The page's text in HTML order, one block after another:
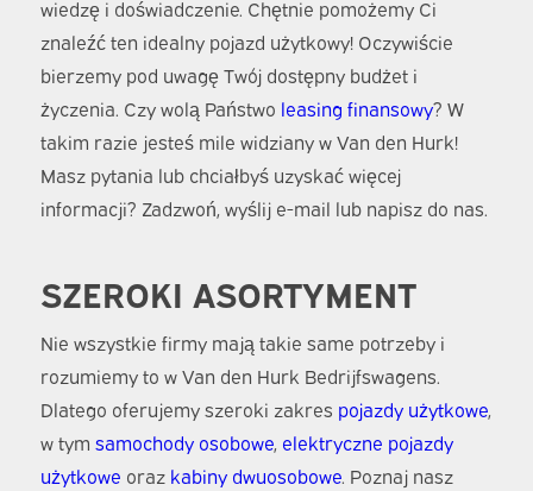
wiedzę i doświadczenie. Chętnie pomożemy Ci
znaleźć ten idealny pojazd użytkowy! Oczywiście
bierzemy pod uwagę Twój dostępny budżet i
życzenia. Czy wolą Państwo leasing finansowy? W
takim razie jesteś mile widziany w Van den Hurk!
Masz pytania lub chciałbyś uzyskać więcej
informacji? Zadzwoń, wyślij e-mail lub napisz do nas.
SZEROKI ASORTYMENT
Nie wszystkie firmy mają takie same potrzeby i
rozumiemy to w Van den Hurk Bedrijfswagens.
Dlatego oferujemy szeroki zakres pojazdy użytkowe,
w tym samochody osobowe, elektryczne pojazdy
użytkowe oraz kabiny dwuosobowe. Poznaj nasz